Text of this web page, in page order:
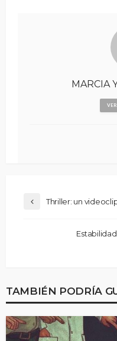
MARCIA
Thriller: un
TAMBIÉN PODRÍA